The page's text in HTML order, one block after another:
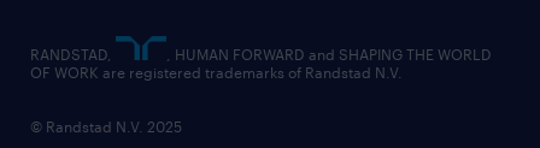
RANDSTAD,
, HUMAN FORWARD and SHAPING THE WORLD
OF WORK are registered trademarks of Randstad N.V.
© Randstad N.V. 2025